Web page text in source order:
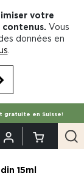
votre
Vous
données en
gratuite en Suisse!
15ml